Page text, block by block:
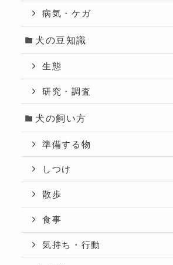
病気・ケガ
犬の豆知識
生態
研究・調査
犬の飼い方
準備する物
しつけ
散歩
食事
気持ち・行動